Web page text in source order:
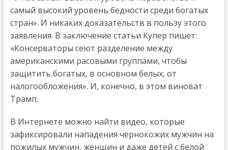
самый высокий уровень бедности среди богатых
стран». И никаких доказательств в пользу этого
заявления. В заключение статьи Купер пишет:
«Консерваторы сеют разделение между
американскими расовыми группами, чтобы
защитить богатых, в основном белых, от
налогообложения». И, конечно, в этом виноват
Трамп.
В Интернете можно найти видео, которые
зафиксировали нападения чернокожих мужчин на
пожилых мужчин, женщин и даже детей с белой